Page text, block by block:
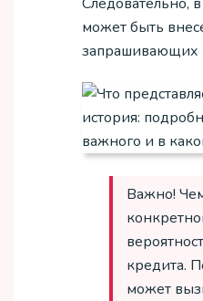
может быть
запрашивающих
Важно!
кредита.
может